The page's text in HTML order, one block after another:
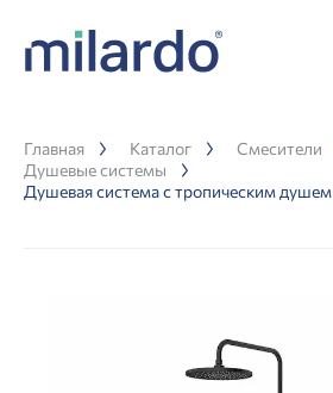
Главная Каталог
Смесители
Душевые системы
Душевая система с тропическим душем